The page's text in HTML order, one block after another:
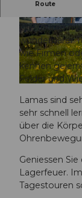
© David Birri
Route
Sie bei
Die Touren
wunderbarer
wie Firmen
kennen
Felder und
Lamas sind
sehr schnell
über die
Geniessen
Lagerfeuer.
Tagestouren